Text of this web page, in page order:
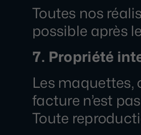
Toutes nos
possible après
7. Propriété
Les maquettes,
facture n’est
Toute